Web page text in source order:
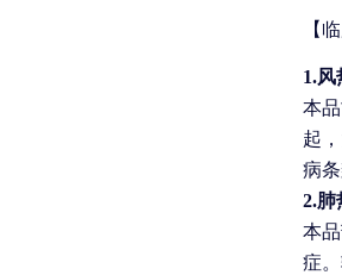
【
1.风
本
起
病条
2.肺
本
症